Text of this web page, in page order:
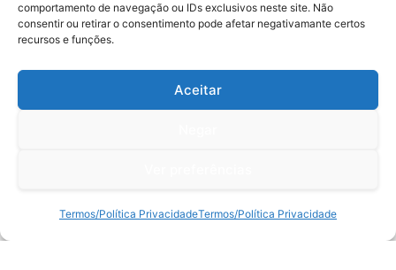
comportamento de navegação ou IDs exclusivos neste site. Não
consentir ou retirar o consentimento pode afetar negativamante certos
recursos e funções.
Aceitar
Termos/Política PrivacidadeTermos/Política Privacidade